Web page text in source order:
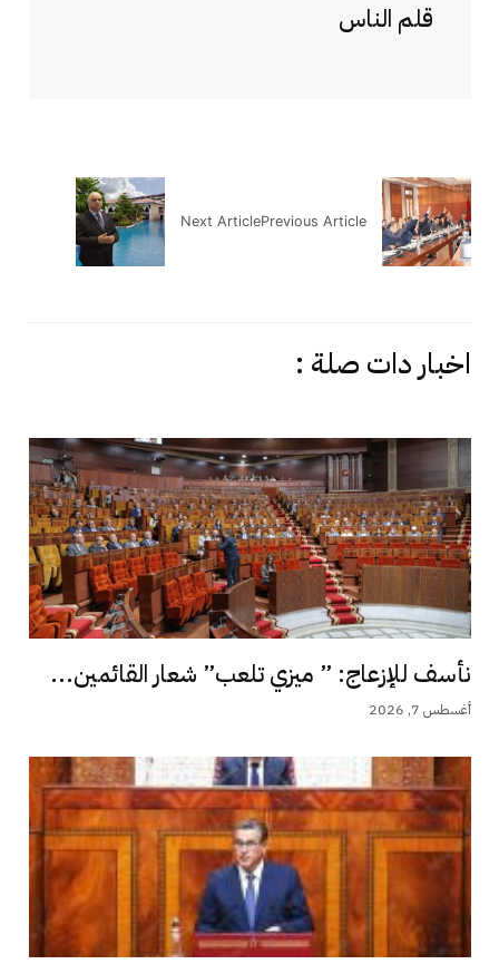
قلم الناس
Previous Article
Next Article
اخبار دات صلة :
نأسف للإزعاج: ” ميزي تلعب” شعار القائمين...
أغسطس 7, 2026